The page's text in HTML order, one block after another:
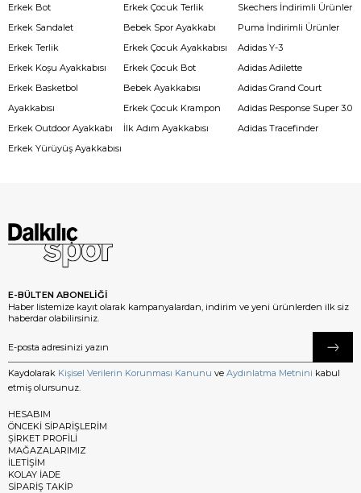
Erkek Bot
Erkek Sandalet
Erkek Terlik
Erkek Koşu Ayakkabısı
Erkek Basketbol
Ayakkabısı
Erkek Outdoor Ayakkabı
Erkek Yürüyüş Ayakkabısı
Erkek Çocuk Terlik
Bebek Spor Ayakkabı
Erkek Çocuk Ayakkabısı
Erkek Çocuk Bot
Bebek Ayakkabısı
Erkek Çocuk Krampon
İlk Adım Ayakkabısı
Skechers İndirimli Ürünler
Puma İndirimli Ürünler
Adidas Y-3
Adidas Adilette
Adidas Grand Court
Adidas Response Super 3.0
Adidas Tracefinder
E-BÜLTEN ABONELİĞİ
Haber listemize kayıt olarak kampanyalardan, indirim ve yeni ürünlerden ilk siz
haberdar olabilirsiniz.
Kaydolarak Kişisel Verilerin Korunması Kanunu ve Aydınlatma Metnini kabul
etmiş olursunuz.
HESABIM
ÖNCEKİ SİPARİŞLERİM
ŞİRKET PROFİLİ
MAĞAZALARIMIZ
İLETİŞİM
KOLAY İADE
SİPARİŞ TAKİP